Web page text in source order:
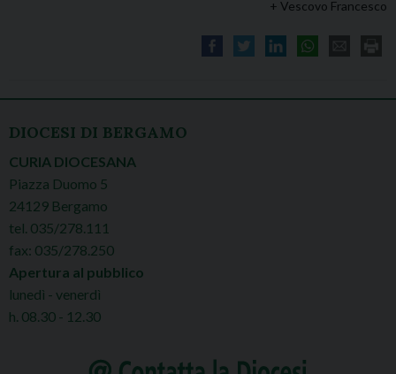
+ Vescovo Francesco
DIOCESI DI BERGAMO
CURIA DIOCESANA
Piazza Duomo 5
24129 Bergamo
tel. 035/278.111
fax: 035/278.250
Apertura al pubblico
lunedì - venerdì
h. 08.30 - 12.30